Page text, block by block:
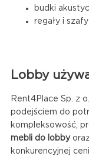
budki
regały i
Lobby
Rent4Place Sp. z
podejściem do
kompleksowość,
mebli do lobby
konkurencyjnej